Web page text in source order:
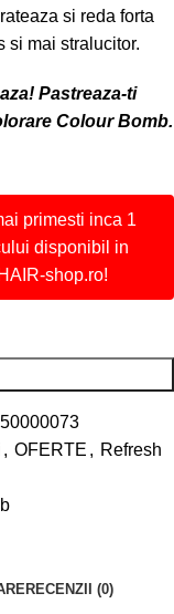
si reda forta
si mai stralucitor.
Pastreaza-ti
Colour Bomb.
primesti inca 1
disponibil in
shop.ro!
50000073
, OFERTE , Refresh
RECENZII (0)